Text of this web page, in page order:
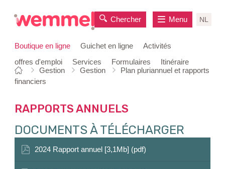
Boutique en ligne Guichet en ligne
Activités
offres d'emploi
Services Formulaires Itinéraire
Chercher NL
Menu
Vous
êtes
Page
de
Gestion Gestion
Plan pluriannuel et rapports
financiers
RAPPORTS ANNUELS
DOCUMENTS À TÉLÉCHARGER
2024 Rapport annuel [3,1Mb] (pdf)